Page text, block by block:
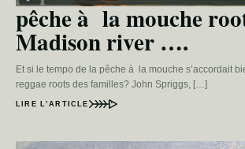
pêche à la mouche
Madison river ….
Et si le tempo de la pêche à la mouche s’accordait
reggae roots des familles? John Spriggs, […]
LIRE L’ARTICLE